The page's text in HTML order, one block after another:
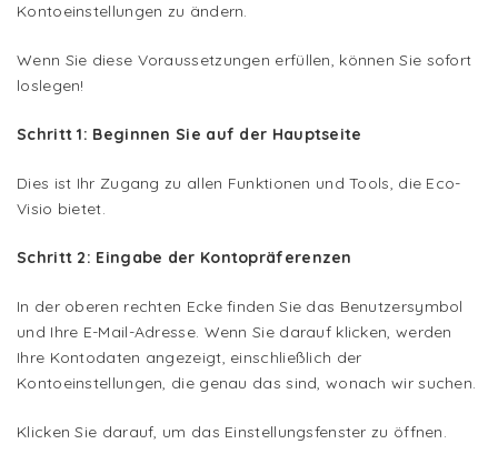
Kontoeinstellungen zu ändern.
Wenn Sie diese Voraussetzungen erfüllen, können Sie sofort
loslegen!
Schritt 1: Beginnen Sie auf der Hauptseite
Dies ist Ihr Zugang zu allen Funktionen und Tools, die Eco-
Visio bietet.
Schritt 2: Eingabe der Kontopräferenzen
In der oberen rechten Ecke finden Sie das Benutzersymbol
und Ihre E-Mail-Adresse. Wenn Sie darauf klicken, werden
Ihre Kontodaten angezeigt, einschließlich der
Kontoeinstellungen, die genau das sind, wonach wir suchen.
Klicken Sie darauf, um das Einstellungsfenster zu öffnen.